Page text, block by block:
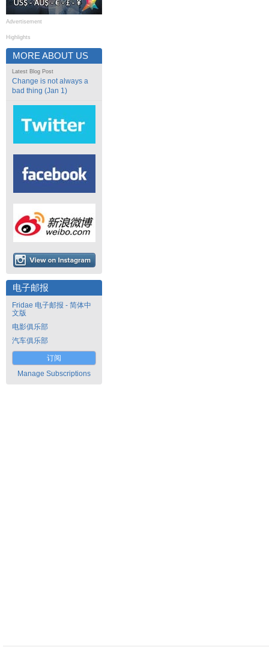
Advertisement
Highlights
MORE ABOUT US
Latest Blog Post
Change is not always a
bad thing (Jan 1)
电子邮报
Fridae 电子邮报 - 简体中
文版
电影俱乐部
汽车俱乐部
订阅
Manage Subscriptions